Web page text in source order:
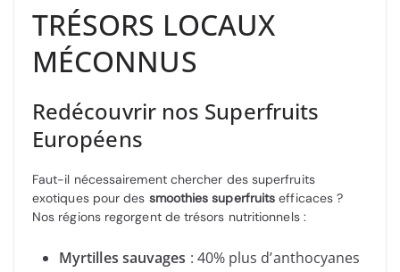
TRÉSORS LOCAUX
MÉCONNUS
Redécouvrir nos Superfruits
Européens
Faut-il nécessairement chercher des superfruits
exotiques pour des smoothies superfruits efficaces ?
Nos régions regorgent de trésors nutritionnels :
Myrtilles sauvages : 40% plus d’anthocyanes